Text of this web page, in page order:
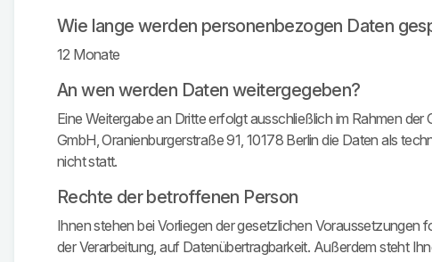
Wie lange werden personenbezogen Daten
12 Monate
An wen werden Daten weitergegeben?
Eine Weitergabe an Dritte erfolgt ausschließlich im Rahmen
GmbH, Oranienburgerstraße 91, 10178 Berlin die Daten als
nicht statt.
Rechte der betroffenen Person
Ihnen stehen bei Vorliegen der gesetzlichen
der Verarbeitung, auf Datenübertragbarkeit. Außerdem steht